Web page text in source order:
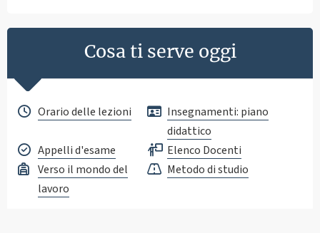
Cosa ti serve oggi
Orario delle lezioni
Insegnamenti: piano
didattico
Appelli d'esame
Elenco Docenti
Verso il mondo del
lavoro
Metodo di studio